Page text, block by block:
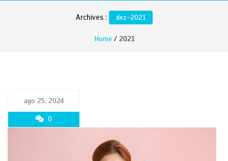
Archives : dez-2021
Home / 2021
ago 25, 2024
0